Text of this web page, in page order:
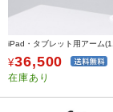
¥36,500
在庫あり